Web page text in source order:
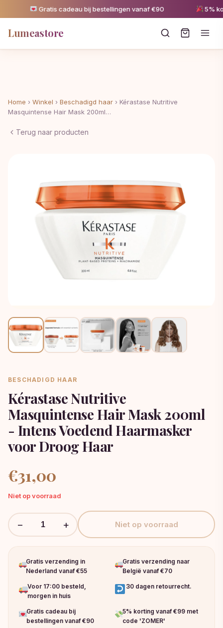
Gratis cadeau bij bestellingen vanaf €90 5%
Lumeastore
Home › Winkel › Beschadigd haar › Kérastase Nutritive
Masquintense Hair Mask 200ml…
Terug naar producten
BESCHADIGD HAAR
Kérastase Nutritive
Masquintense Hair Mask 200ml
- Intens Voedend Haarmasker
voor Droog Haar
€31,00
Niet op voorraad
− + Niet op voorraad
Gratis verzending in
Nederland vanaf €55
Gratis verzending naar
België vanaf €70
Voor 17:00 besteld,
morgen in huis
30 dagen retourrecht.
Gratis cadeau bij
bestellingen vanaf €90
5% korting vanaf €99 met
code 'ZOMER'